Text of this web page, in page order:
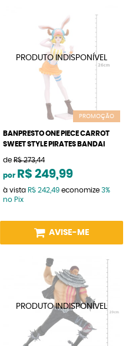
PROMOÇÃO
BANPRESTO ONE PIECE CARROT
SWEET STYLE PIRATES BANDAI
de R$ 273,44
por R$ 249,99
à vista R$ 242,49 economize 3%
no Pix
AVISE-ME